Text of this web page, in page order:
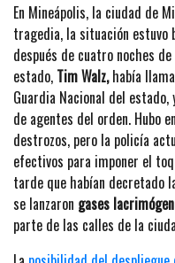
En Mineápolis, la ciudad de
tragedia, la situación estuvo
después de cuatro noches
estado, Tim Walz,había
Guardia Nacional del
de agentes del orden. Hubo
destrozos, pero la policía
efectivos para imponer el
tarde que habían decretado
se lanzaron gases
parte de las calles de la